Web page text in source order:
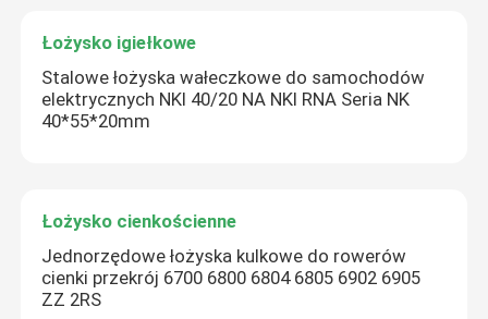
Łożysko igiełkowe
Stalowe łożyska wałeczkowe do samochodów
elektrycznych NKI 40/20 NA NKI RNA Seria NK
40*55*20mm
Łożysko cienkościenne
Jednorzędowe łożyska kulkowe do rowerów
cienki przekrój 6700 6800 6804 6805 6902 6905
ZZ 2RS